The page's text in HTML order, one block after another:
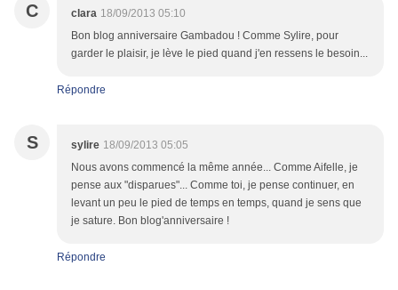
C clara 18/09/2013 05:10
Bon blog anniversaire Gambadou ! Comme Sylire, pour
garder le plaisir, je lève le pied quand j'en ressens le besoin...
Répondre
S sylire 18/09/2013 05:05
Nous avons commencé la même année... Comme Aifelle, je
pense aux "disparues"... Comme toi, je pense continuer, en
levant un peu le pied de temps en temps, quand je sens que
je sature. Bon blog'anniversaire !
Répondre